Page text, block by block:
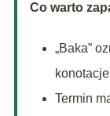
Co warto
„Baka”
Termin